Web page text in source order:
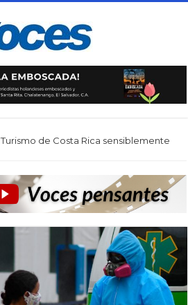
Turismo de Costa Rica sensiblemente